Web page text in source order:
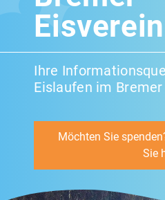
Ihre
Eislaufen im Bremer
Möchten Sie
Sie